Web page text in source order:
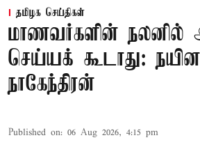
தமிழக செய்திகள்
மாணவர்களின் நலனில்
செய்யக் கூடாது:
நாகேந்திரன்
Published on: 06 Aug 2026, 4:15 pm